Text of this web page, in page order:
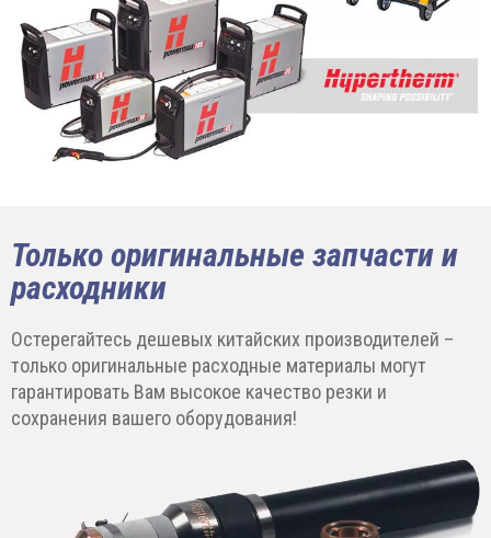
Только оригинальные запчасти и
расходники
Остерегайтесь дешевых китайских производителей –
только оригинальные расходные материалы могут
гарантировать Вам высокое качество резки и
сохранения вашего оборудования!